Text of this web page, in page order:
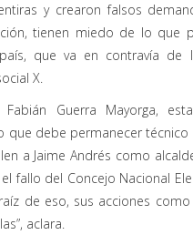
y crearon falsos
tienen miedo de lo que
que va en contravía de
X.
Guerra Mayorga,
que debe permanecer técnico
a Jaime Andrés como
fallo del Concejo Nacional
de eso, sus acciones
aclara.